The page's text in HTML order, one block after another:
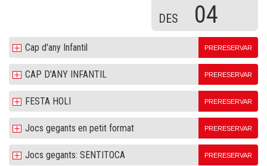
DES 04
Cap d'any Infantil PRERESERVAR
CAP D'ANY INFANTIL PRERESERVAR
FESTA HOLI PRERESERVAR
Jocs gegants en petit format PRERESERVAR
Jocs gegants: SENTITOCA PRERESERVAR